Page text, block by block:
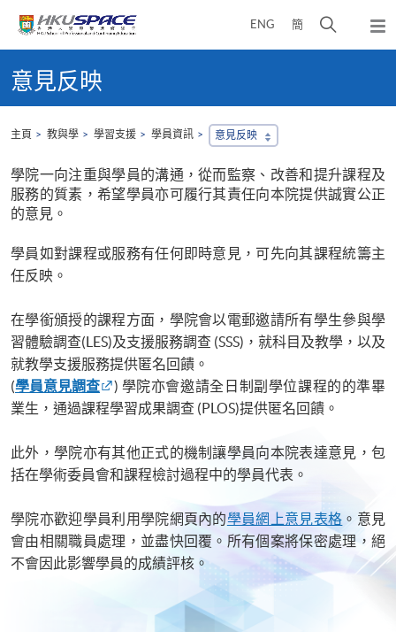
ENG 簡
開
彈
出
單
content
start意見反映
主頁 教與學 學習支援 學員資訊 意見反映
學院一向注重與學員的溝通，從而監察、改善和提升課程及
服務的質素，希望學員亦可履行其責任向本院提供誠實公正
的意見。
學員如對課程或服務有任何即時意見，可先向其課程統籌主
任反映。
在學銜頒授的課程方面，學院會以電郵邀請所有學生參與學
習體驗調查(LES)及支援服務調查 (SSS)，就科目及教學，以及
就教學支援服務提供匿名回饋。
(學員意見調查
) 學院亦會邀請全日制副學位課程的的準畢
業生，通過課程學習成果調查 (PLOS)提供匿名回饋。
此外，學院亦有其他正式的機制讓學員向本院表達意見，包
括在學術委員會和課程檢討過程中的學員代表。
學院亦歡迎學員利用學院網頁內的學員網上意見表格 。意見
會由相關職員處理，並盡快回覆。所有個案將保密處理，絕
不會因此影響學員的成績評核。